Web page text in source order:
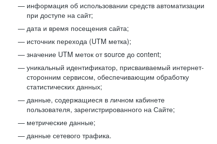
информация об использовании средств автоматизации
при доступе на сайт;
дата и время посещения сайта;
источник перехода (UTM метка);
значение UTM меток от source до content;
уникальный идентификатор, присваиваемый интернет-
сторонним сервисом, обеспечивающим обработку
статистических данных;
данные, содержащиеся в личном кабинете
пользователя, зарегистрированного на Сайте;
метрические данные;
данные сетевого трафика.